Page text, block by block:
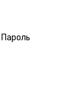
Пароль